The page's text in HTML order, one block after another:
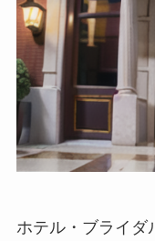
ホテル・ブライダ